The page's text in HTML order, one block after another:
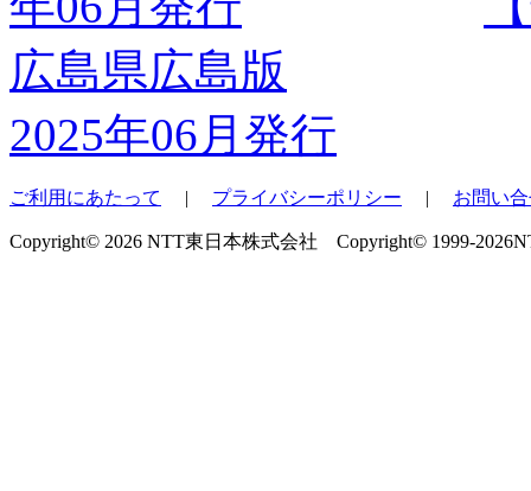
広島県広島版
2025年06月発行
ご利用にあたって | プライバシーポリシー | お問い
Copyright© 2026 NTT東日本株式会社 Copyright© 1999-